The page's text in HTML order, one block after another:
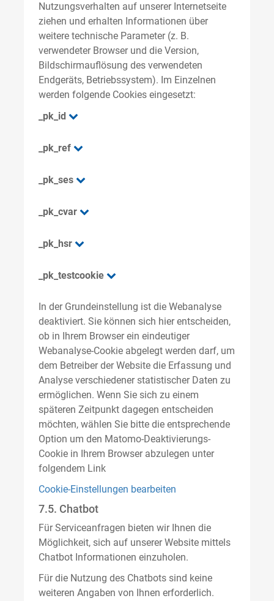
Nutzungsverhalten auf unserer Internetseite
ziehen und erhalten Informationen über
weitere technische Parameter (z. B.
verwendeter Browser und die Version,
Bildschirmauflösung des verwendeten
Endgeräts, Betriebssystem). Im Einzelnen
werden folgende Cookies eingesetzt:
_pk_id
_pk_ref
_pk_ses
_pk_cvar
_pk_hsr
_pk_testcookie
In der Grundeinstellung ist die Webanalyse
deaktiviert. Sie können sich hier entscheiden,
ob in Ihrem Browser ein eindeutiger
Webanalyse-Cookie abgelegt werden darf, um
dem Betreiber der Website die Erfassung und
Analyse verschiedener statistischer Daten zu
ermöglichen. Wenn Sie sich zu einem
späteren Zeitpunkt dagegen entscheiden
möchten, wählen Sie bitte die entsprechende
Option um den Matomo-Deaktivierungs-
Cookie in Ihrem Browser abzulegen unter
folgendem Link
Cookie-Einstellungen bearbeiten
7.5. Chatbot
Für Serviceanfragen bieten wir Ihnen die
Möglichkeit, sich auf unserer Website mittels
Chatbot Informationen einzuholen.
Für die Nutzung des Chatbots sind keine
weiteren Angaben von Ihnen erforderlich.